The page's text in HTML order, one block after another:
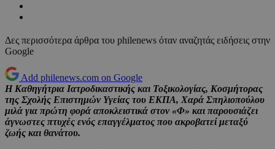
Δες περισσότερα άρθρα του philenews όταν αναζητάς ειδήσεις στην
Google
Add philenews.com on Google
Η Καθηγήτρια Ιατροδικαστικής και Τοξικολογίας, Κοσμήτορας
της Σχολής Επιστημών Υγείας του ΕΚΠΑ, Χαρά Σπηλιοπούλου
μιλά για πρώτη φορά αποκλειστικά στον «Φ» και παρουσιάζει
άγνωστες πτυχές ενός επαγγέλματος που ακροβατεί μεταξύ
ζωής και θανάτου.